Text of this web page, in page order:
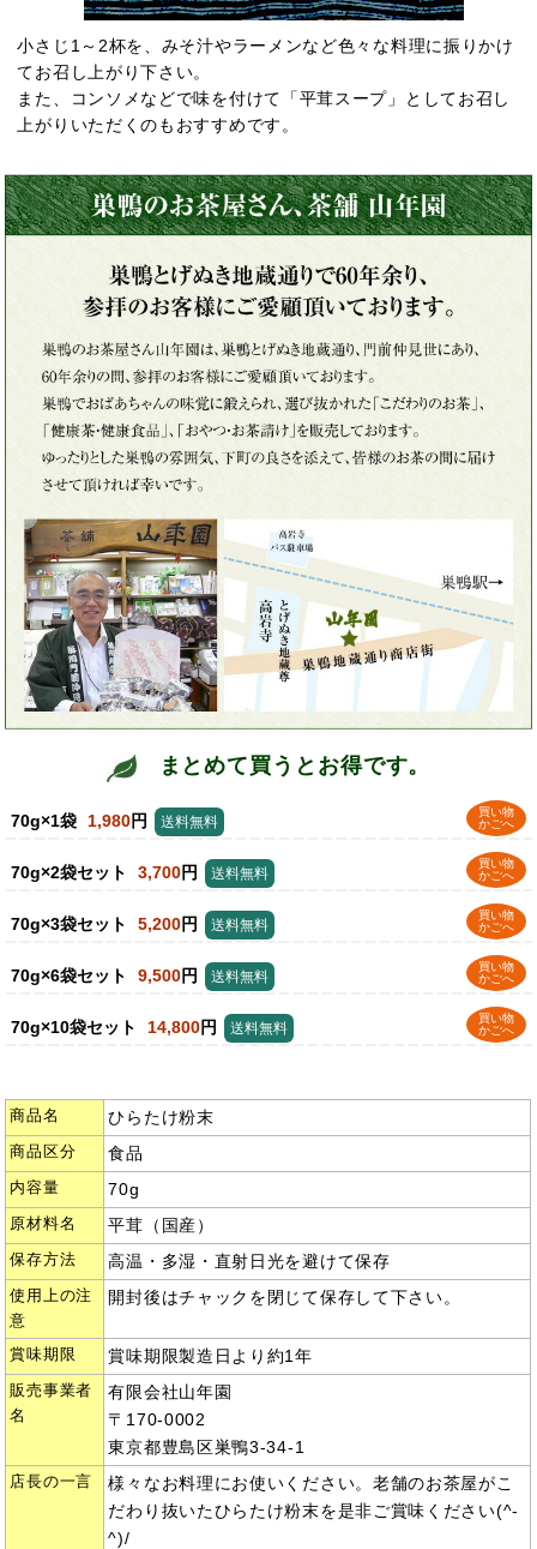
小さじ1～2杯を、みそ汁やラーメンなど色々な料理に振りかけ
てお召し上がり下さい。
また、コンソメなどで味を付けて「平茸スープ」としてお召し
上がりいただくのもおすすめです。
まとめて買うとお得です。
70g×1袋 1,980円
買い物
かごへ
送料無料
70g×2袋セット 3,700円
買い物
かごへ
送料無料
70g×3袋セット 5,200円
買い物
かごへ
送料無料
70g×6袋セット 9,500円
買い物
かごへ
送料無料
70g×10袋セット 14,800円
買い物
かごへ
送料無料
商品名 ひらたけ粉末
商品区分 食品
内容量 70g
原材料名 平茸（国産）
保存方法 高温・多湿・直射日光を避けて保存
使用上の注
意
開封後はチャックを閉じて保存して下さい。
賞味期限 賞味期限製造日より約1年
販売事業者
名
有限会社山年園
〒170-0002
東京都豊島区巣鴨3-34-1
店長の一言
様々なお料理にお使いください。老舗のお茶屋がこ
だわり抜いたひらたけ粉末を是非ご賞味ください(^-
^)/